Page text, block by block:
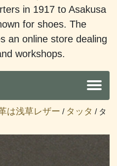
in 1917 to Asakusa
for shoes. The
an online store dealing
workshops.
は浅草レザー / タッタ / タ